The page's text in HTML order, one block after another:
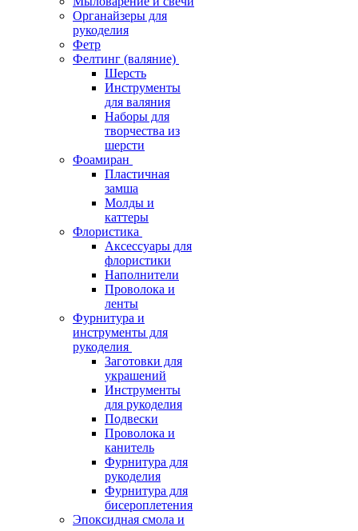
Органайзеры для
рукоделия
Фетр
Фелтинг (валяние)
Шерсть
Инструменты
для валяния
Наборы для
творчества из
шерсти
Фоамиран
Пластичная
замша
Молды и
каттеры
Флористика
Аксессуары для
флористики
Наполнители
Проволока и
ленты
Фурнитура и
инструменты для
рукоделия
Заготовки для
украшений
Инструменты
для рукоделия
Подвески
Проволока и
канитель
Фурнитура для
рукоделия
Фурнитура для
бисероплетения
Эпоксидная смола и